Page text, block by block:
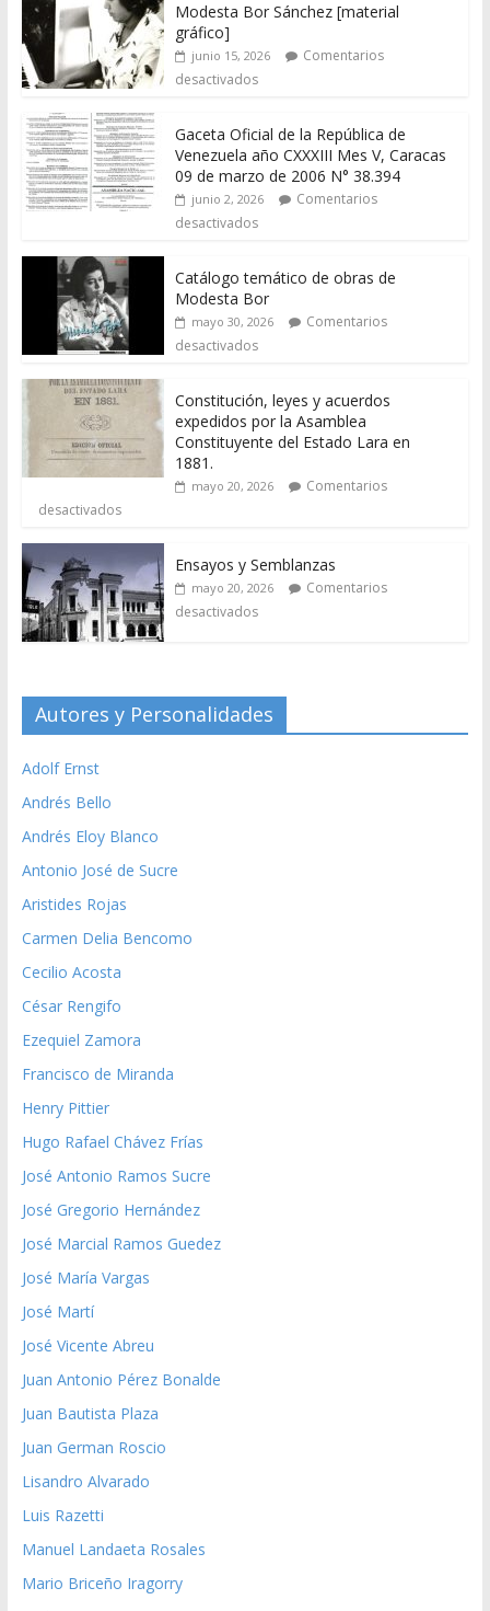
Modesta Bor Sánchez [material
gráfico]
junio 15, 2026
Comentarios
desactivados
Gaceta Oficial de la República de
Venezuela año CXXXIII Mes V, Caracas
09 de marzo de 2006 N° 38.394
junio 2, 2026
Comentarios
desactivados
Catálogo temático de obras de
Modesta Bor
mayo 30, 2026
Comentarios
desactivados
Constitución, leyes y acuerdos
expedidos por la Asamblea
Constituyente del Estado Lara en
1881.
mayo 20, 2026
Comentarios
desactivados
Ensayos y Semblanzas
mayo 20, 2026
Comentarios
desactivados
Autores y Personalidades
Adolf Ernst
Andrés Bello
Andrés Eloy Blanco
Antonio José de Sucre
Aristides Rojas
Carmen Delia Bencomo
Cecilio Acosta
César Rengifo
Ezequiel Zamora
Francisco de Miranda
Henry Pittier
Hugo Rafael Chávez Frías
José Antonio Ramos Sucre
José Gregorio Hernández
José Marcial Ramos Guedez
José María Vargas
José Martí
José Vicente Abreu
Juan Antonio Pérez Bonalde
Juan Bautista Plaza
Juan German Roscio
Lisandro Alvarado
Luis Razetti
Manuel Landaeta Rosales
Mario Briceño Iragorry